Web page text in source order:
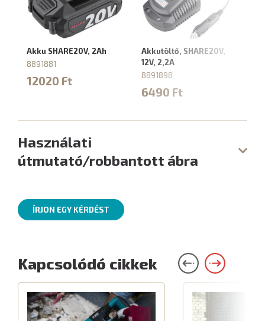
Akku SHARE20V, 2Ah
8891881
12020 Ft
Akkutöltő, SHARE20V,
12V, 2,2A
8891898
6490 Ft
Használati
útmutató/robbantott ábra
ÍRJON EGY KÉRDÉST
Kapcsolódó cikkek